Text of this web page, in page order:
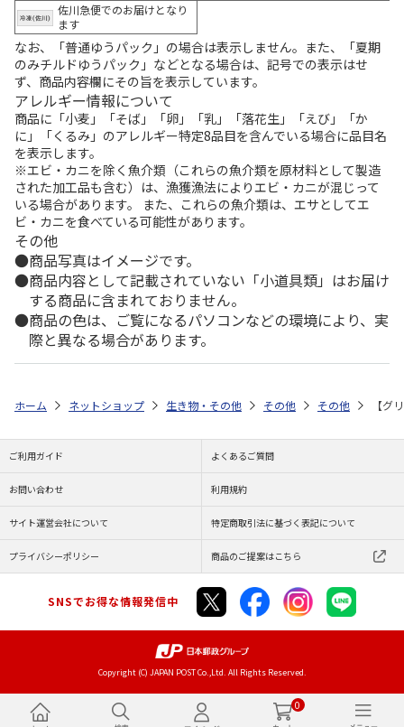
0
佐川急便でのお届けとなり
ます
なお、「普通ゆうパック」の場合は表示しません。また、「夏期
のみチルドゆうパック」などとなる場合は、記号での表示はせ
ず、商品内容欄にその旨を表示しています。
アレルギー情報について
商品に「小麦」「そば」「卵」「乳」「落花生」「えび」「か
に」「くるみ」のアレルギー特定8品目を含んでいる場合に品目名
を表示します。
※エビ・カニを除く魚介類（これらの魚介類を原材料として製造
された加工品も含む）は、漁獲漁法によりエビ・カニが混じって
いる場合があります。 また、これらの魚介類は、エサとしてエ
ビ・カニを食べている可能性があります。
その他
商品写真はイメージです。
商品内容として記載されていない「小道具類」はお届け
する商品に含まれておりません。
商品の色は、ご覧になるパソコンなどの環境により、実
際と異なる場合があります。
ホーム ネットショップ 生き物・その他 その他 その他 【グ
ご利用ガイド よくあるご質問
お問い合わせ 利用規約
サイト運営会社について 特定商取引法に基づく表記について
プライバシーポリシー 商品のご提案はこちら
SNSでお得な情報発信中
Copyright (C) JAPAN POST Co.,Ltd. All Rights Reserved.